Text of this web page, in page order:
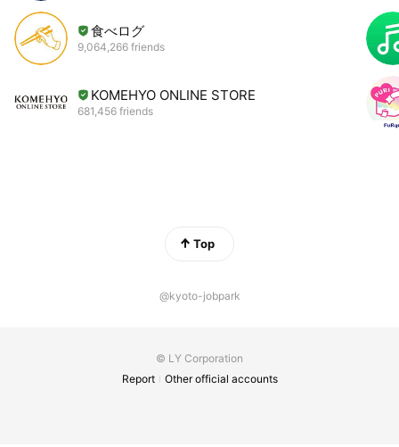
食べログ
9,064,266 friends
KOMEHYO ONLINE STORE
681,456 friends
Top
@kyoto-jobpark
© LY Corporation
Report
Other official accounts